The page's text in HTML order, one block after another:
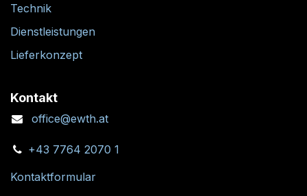
Technik
Dienstleistungen
Lieferkonzept
Kontakt
office@ewth.at
+43 7764 2070 1
Kontaktformular